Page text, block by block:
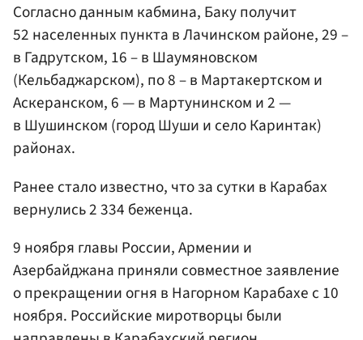
Согласно данным кабмина, Баку получит
52 населенных пункта в Лачинском районе, 29 –
в Гадрутском, 16 – в Шаумяновском
(Кельбаджарском), по 8 – в Мартакертском и
Аскеранском, 6 — в Мартунинском и 2 —
в Шушинском (город Шуши и село Каринтак)
районах.
Ранее стало известно, что за сутки в Карабах
вернулись 2 334 беженца.
9 ноября главы России, Армении и
Азербайджана приняли совместное заявление
о прекращении огня в Нагорном Карабахе с 10
ноября. Российские миротворцы были